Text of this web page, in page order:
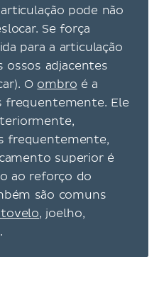
pode não
Se força
para a articulação
adjacentes
O ombro é a
frequentemente. Ele
frequentemente,
superior é
ao reforço do
são comuns
, joelho,